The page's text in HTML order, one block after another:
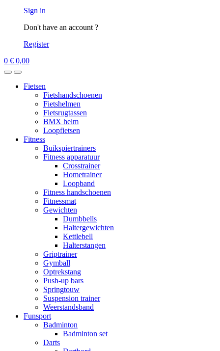
Sign in
Don't have an account ?
Register
0 € 0,00
Fietsen
Fietshandschoenen
Fietshelmen
Fietsrugtassen
BMX helm
Loopfietsen
Fitness
Buikspiertrainers
Fitness apparatuur
Crosstrainer
Hometrainer
Loopband
Fitness handschoenen
Fitnessmat
Gewichten
Dumbbells
Haltergewichten
Kettlebell
Halterstangen
Griptrainer
Gymball
Optrekstang
Push-up bars
Springtouw
Suspension trainer
Weerstandsband
Funsport
Badminton
Badminton set
Darts